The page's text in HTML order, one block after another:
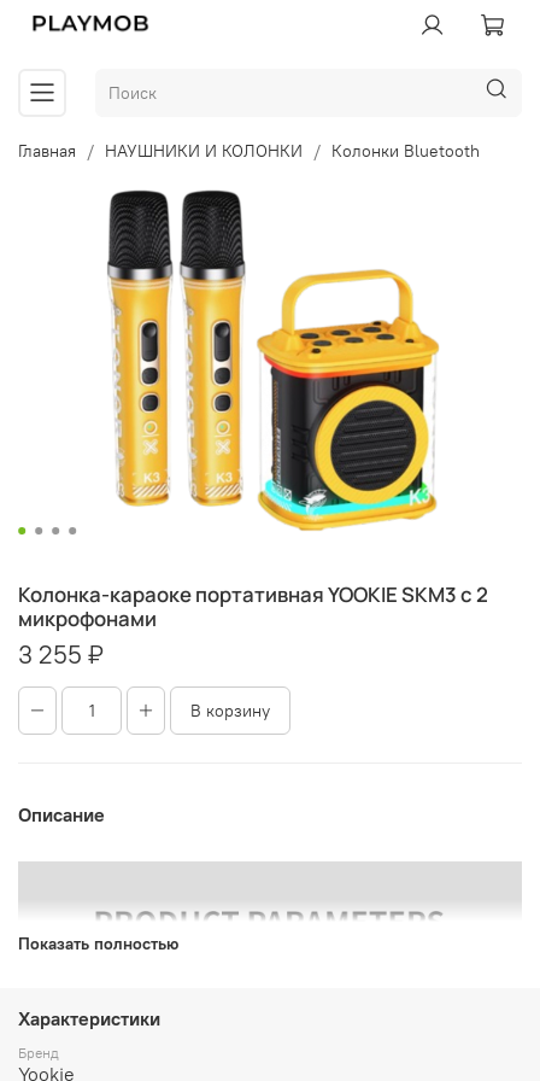
Главная НАУШНИКИ И КОЛОНКИ Колонки Bluetooth
Колонка-караоке портативная YOOKIE SKM3 с 2
микрофонами
3 255 ₽
В корзину
Описание
Показать полностью
Характеристики
Бренд
Yookie